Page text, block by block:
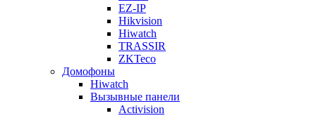
EZ-IP
Hikvision
Hiwatch
TRASSIR
ZKTeco
Домофоны
Hiwatch
Вызывные панели
Activision